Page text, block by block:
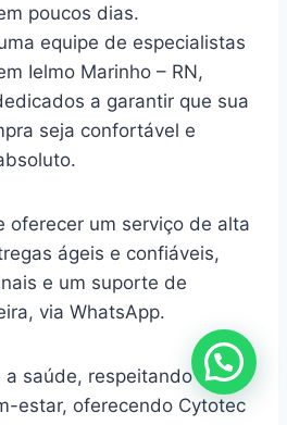
poucos dias.
equipe de especialistas
Ielmo Marinho – RN,
a garantir que sua
seja confortável e
oferecer um serviço de alta
ágeis e confiáveis,
e um suporte de
via WhatsApp.
saúde, respeitando suas
estar, oferecendo Cytotec